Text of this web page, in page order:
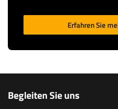
Erfahren Sie
Begleiten Sie uns